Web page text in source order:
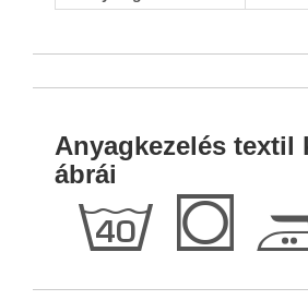
Anyagkezelés textil
ábrái
h Q